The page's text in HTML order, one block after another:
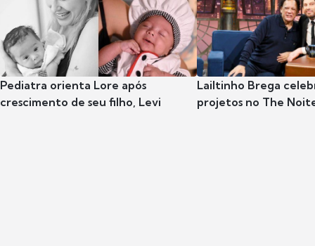
Pediatra orienta Lore após
crescimento de seu filho, Levi
Lailtinho Brega
projetos no The